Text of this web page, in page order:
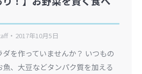
2017年10月5日
を作っていませんか？ いつもの
、大豆などタンパク質を加える